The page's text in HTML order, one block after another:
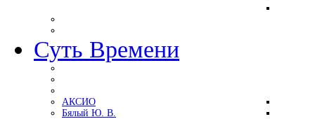
Суть Времени
АКСИО
Бялый Ю. В.